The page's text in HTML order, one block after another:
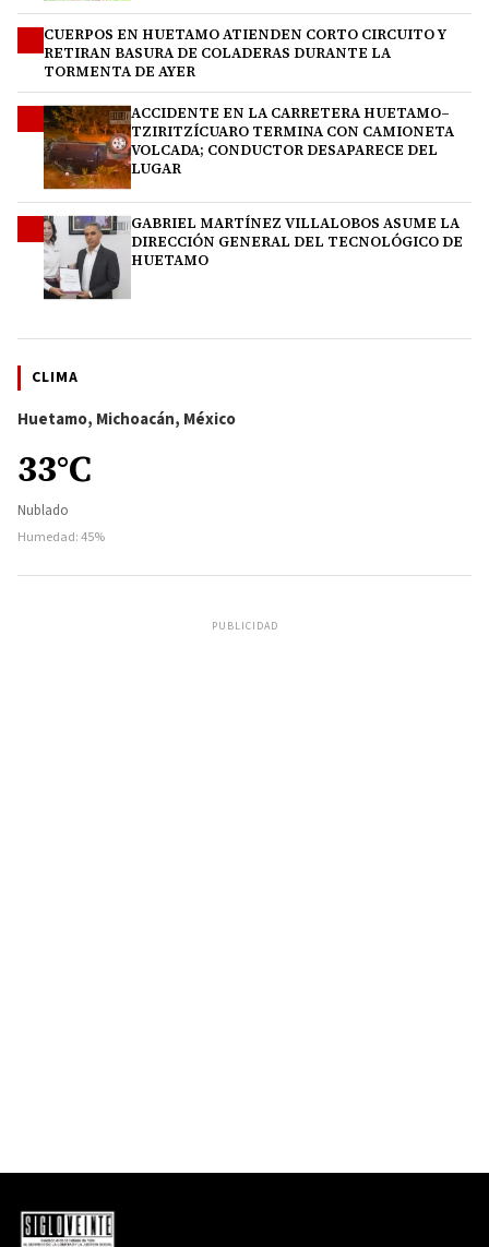
CUERPOS EN HUETAMO ATIENDEN CORTO CIRCUITO Y
RETIRAN BASURA DE COLADERAS DURANTE LA
TORMENTA DE AYER
ACCIDENTE EN LA CARRETERA HUETAMO–
TZIRITZÍCUARO TERMINA CON CAMIONETA
VOLCADA; CONDUCTOR DESAPARECE DEL
LUGAR
GABRIEL MARTÍNEZ VILLALOBOS ASUME LA
DIRECCIÓN GENERAL DEL TECNOLÓGICO DE
HUETAMO
CLIMA
Huetamo, Michoacán, México
33°C
Nublado
Humedad: 45%
PUBLICIDAD